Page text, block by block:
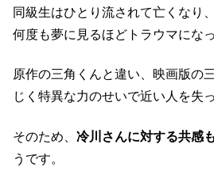
同級生はひとり流されて亡くなり
何度も夢に見るほどトラウマにな
原作の三角くんと違い、映画版の
じく特異な力のせいで近い人を失
そのため、 冷川さんに対する共感
うです。